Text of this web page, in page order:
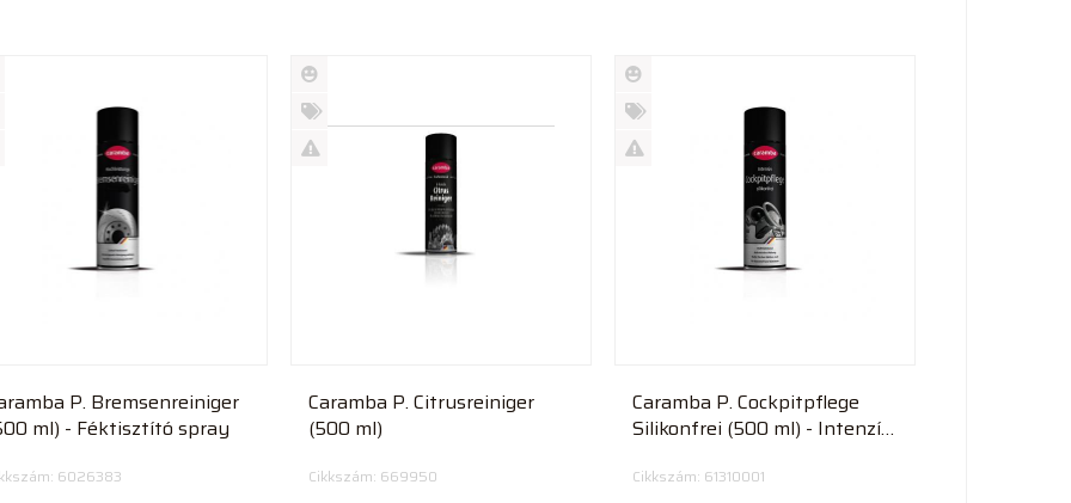
P. Bremsenreiniger
ml) - Féktisztító spray
6026383
Új
termék
%
Caramba P. Citrusreiniger
(500 ml)
Cikkszám: 669950
Új
termék
%
Caramba P. Cockpitpflege
Silikonfrei (500 ml) - Intenzív
szilikonmentes
Cikkszám: 61310001